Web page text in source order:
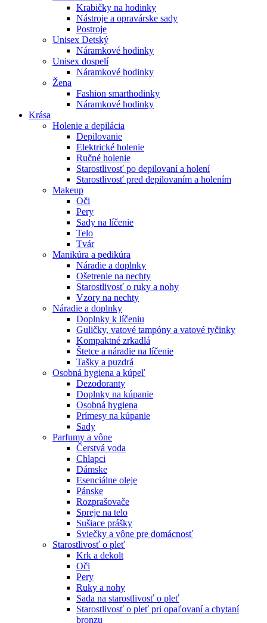
Krabičky na hodinky
Nástroje a opravárske sady
Postroje
Unisex Detský
Náramkové hodinky
Unisex dospelí
Náramkové hodinky
Žena
Fashion smarthodinky
Náramkové hodinky
Krása
Holenie a depilácia
Depilovanie
Elektrické holenie
Ručné holenie
Starostlivosť po depilovaní a holení
Starostlivosť pred depilovaním a holením
Makeup
Oči
Pery
Sady na líčenie
Telo
Tvár
Manikúra a pedikúra
Náradie a doplnky
Ošetrenie na nechty
Starostlivosť o ruky a nohy
Vzory na nechty
Náradie a doplnky
Doplnky k líčeniu
Guličky, vatové tampóny a vatové tyčinky
Kompaktné zrkadlá
Štetce a náradie na líčenie
Tašky a puzdrá
Osobná hygiena a kúpeľ
Dezodoranty
Doplnky na kúpanie
Osobná hygiena
Prímesy na kúpanie
Sady
Parfumy a vône
Čerstvá voda
Chlapci
Dámske
Esenciálne oleje
Pánske
Rozprašovače
Spreje na telo
Sušiace prášky
Sviečky a vône pre domácnosť
Starostlivosť o pleť
Krk a dekolt
Oči
Pery
Ruky a nohy
Sada na starostlivosť o pleť
Starostlivosť o pleť pri opaľovaní a chytaní
bronzu